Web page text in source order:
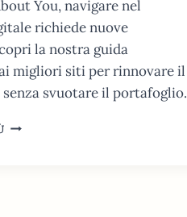
You, navigare nel
richiede nuove
la nostra guida
migliori siti per rinnovare il
senza svuotare il portafoglio.